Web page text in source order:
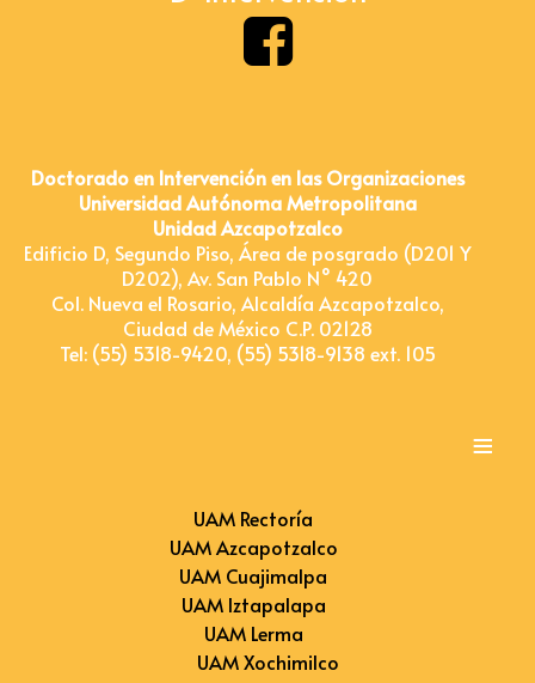
Doctorado en Intervención en las Organizaciones
Universidad Autónoma Metropolitana
Unidad Azcapotzalco
Edificio D, Segundo Piso, Área de posgrado (D201 Y
D202), Av. San Pablo N° 420
Col. Nueva el Rosario, Alcaldía Azcapotzalco,
Ciudad de México C.P. 02128
Tel: (55) 5318-9420, (55) 5318-9138 ext. 105
≡
UAM Rectoría
UAM Azcapotzalco
UAM Cuajimalpa
UAM Iztapalapa
UAM Lerma
UAM Xochimilco